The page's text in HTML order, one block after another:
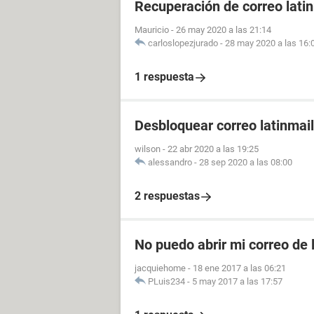
Recuperación de correo
Mauricio - 26 may 2020 a las 21:14
carloslopezjurado - 28 may 2020 a las
1 respuesta
Desbloquear correo latinmail
wilson - 22 abr 2020 a las 19:25
alessandro - 28 sep 2020 a las 08:00
2 respuestas
No puedo abrir mi correo de
jacquiehome - 18 ene 2017 a las 06:21
PLuis234 - 5 may 2017 a las 17:57